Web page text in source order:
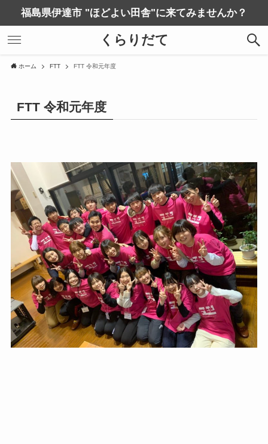
福島県伊達市 "ほどよい田舎"に来てみませんか？
くらりだて
ホーム FTT FTT 令和元年度
FTT 令和元年度